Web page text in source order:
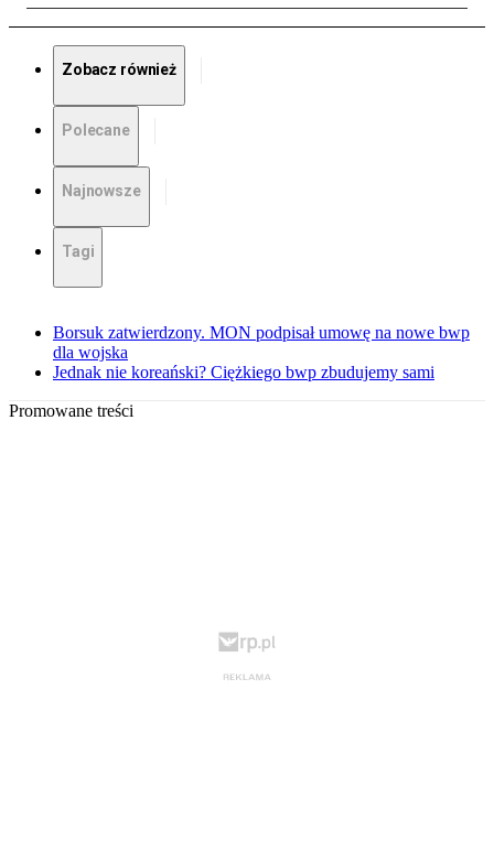
Zobacz również
Polecane
Najnowsze
Tagi
Borsuk zatwierdzony. MON podpisał umowę na nowe bwp
dla wojska
Jednak nie koreański? Ciężkiego bwp zbudujemy sami
Promowane treści